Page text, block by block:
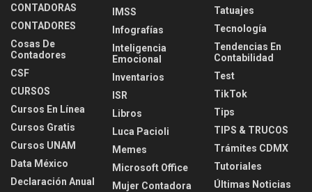
CONTADORAS
CONTADORES
Cosas De
Contadores
CSF
CURSOS
Cursos En Línea
Cursos Gratis
Cursos UNAM
Data México
Declaración Anual
IMSS
Infografías
Inteligencia
Emocional
Inventarios
ISR
Libros
Luca Pacioli
Memes
Microsoft Office
Mujer Contadora
Tatuajes
Tecnología
Tendencias En
Contabilidad
Test
TikTok
Tips
TIPS & TRUCOS
Trámites CDMX
Tutoriales
Últimas Noticias